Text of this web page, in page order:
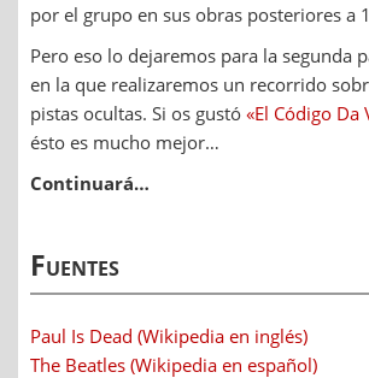
por el grupo en sus obras posteriores a
Pero eso lo dejaremos para la segunda
en la que realizaremos un recorrido
pistas ocultas. Si os gustó «El Código Da
ésto es mucho mejor…
Continuará…
Fuentes
Paul Is Dead (Wikipedia en inglés)
The Beatles (Wikipedia en español)